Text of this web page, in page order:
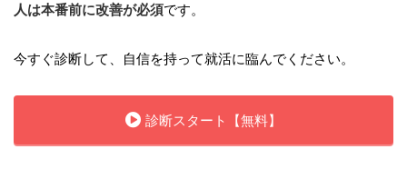
人は本番前に改善が必須です。
今すぐ診断して、自信を持って就活に臨んでください。
診断スタート【無料】